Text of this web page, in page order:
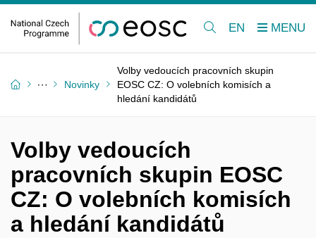
EN
Novinky
Volby vedoucích pracovních skupin
EOSC CZ: O volebních komisích a
hledání kandidátů
Volby vedoucích
pracovních skupin EOSC
CZ: O volebních komisích
a hledání kandidátů